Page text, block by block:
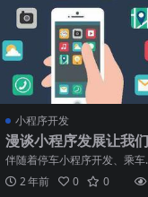
小程序开发
漫谈小程序发展让我们
的开发创业多了选择
伴随着停车小程序开发、乘车
这类小程序开发的普及化，客
线上情景的时候会根据扫二
2 年前 0 0